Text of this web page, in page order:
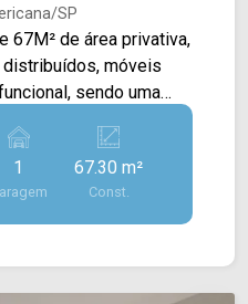
SP
67M² de área privativa,
móveis
sendo uma
busca conforto,
custo-benefício. A
de estar e sala de
ambiente acolhedor
A cozinha
1 67.30 m²
Const.